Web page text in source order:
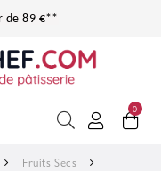
de 89 €**
0
Fruits Secs